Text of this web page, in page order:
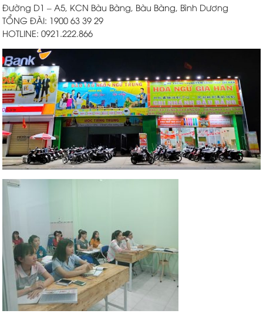
Đường D1 – A5, KCN Bàu Bàng, Bàu Bàng, Bình Dương
TỔNG ĐÀI: 1900 63 39 29
HOTLINE: 0921.222.866